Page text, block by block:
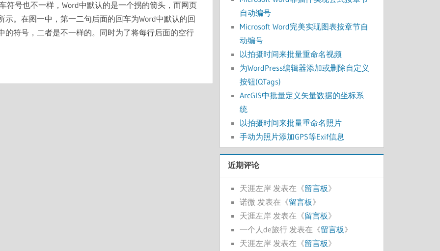
符号也不一样，Word中默认的是一个拐的箭头，而网页
。在图一中，第一二句后面的回车为Word中默认的回
的符号，二者是不一样的。同时为了将每行后面的空行
自动编号
Microsoft Word完美实现图表按章节自
动编号
以拍摄时间来批量重命名视频
为WordPress编辑器添加或删除自定义
按钮(QTags)
ArcGIS中批量定义矢量数据的坐标系
统
以拍摄时间来批量重命名照片
手动为照片添加GPS等Exif信息
近期评论
天涯左岸 发表在《留言板》
诺微 发表在《留言板》
天涯左岸 发表在《留言板》
一个人de旅行 发表在《留言板》
天涯左岸 发表在《留言板》